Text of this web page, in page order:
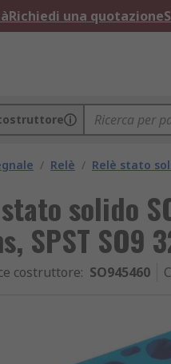
Richiedi una quotazione
/ Relè / Relè stato
solido
SPST SO9
costruttore: SO945460